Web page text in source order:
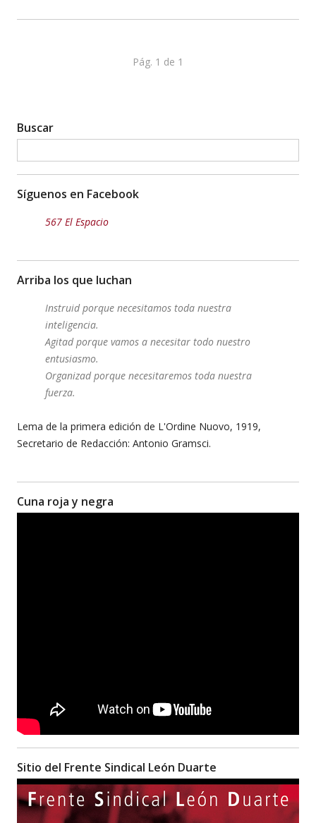
Pág. 1 de 1
Buscar
Síguenos en Facebook
567 El Espacio
Arriba los que luchan
Instruid porque necesitamos toda nuestra
inteligencia.
Agitad porque vamos a necesitar todo nuestro
entusiasmo.
Organizad porque necesitaremos toda nuestra
fuerza.
Lema de la primera edición de L'Ordine Nuovo, 1919,
Secretario de Redacción: Antonio Gramsci.
Cuna roja y negra
Sitio del Frente Sindical León Duarte